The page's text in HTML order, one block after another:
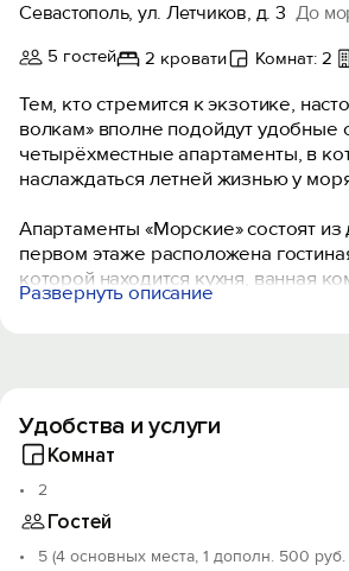
Севастополь, ул. Летчиков, д. 3 До
5 гостей 2 кровати Комнат: 2
Тем, кто стремится к экзотике,
волкам» вполне подойдут удобные
четырёхместные апартаменты, в
наслаждаться летней жизнью у
Апартаменты «Морские» состоят
первом этаже расположена
которой находится кухня, ванная
и душем, двухместный диван-
Довольные дети могут плескаться
и крымским вином, или же взяв
счастья в улове рыбы. Более
поплавать с маской и подводным
Развернуть описание
Удобства и услуги
Комнат
2
Гостей
5 (4 основных места, 1 дополн. 500 руб.